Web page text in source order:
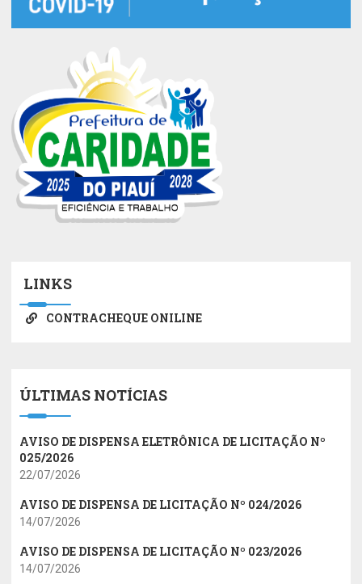
LINKS
CONTRACHEQUE ONILINE
ÚLTIMAS NOTÍCIAS
AVISO DE DISPENSA ELETRÔNICA DE LICITAÇÃO Nº
025/2026
22/07/2026
AVISO DE DISPENSA DE LICITAÇÃO Nº 024/2026
14/07/2026
AVISO DE DISPENSA DE LICITAÇÃO Nº 023/2026
14/07/2026